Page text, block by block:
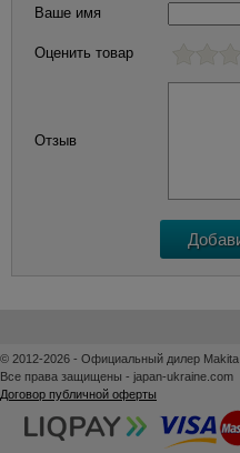
Ваше имя
Оценить товар
Отзыв
© 2012-2026 - Официальный дилер Makita
Все права защищены - japan-ukraine.com
Договор публичной оферты